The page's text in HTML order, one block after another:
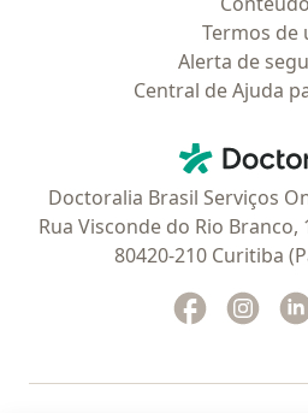
Termos de
Alerta de
Central de Ajuda
Doctoralia Brasil Serviços
Rua Visconde do Rio Branco,
80420-210 Curitiba
Facebook
abre num